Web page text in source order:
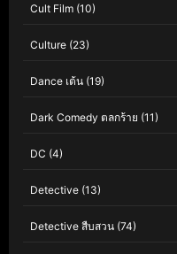
Cult Film (10)
Culture (23)
Dance เต้น (19)
Dark Comedy ตลกร้าย (11)
DC (4)
Detective (13)
Detective สืบสวน (74)